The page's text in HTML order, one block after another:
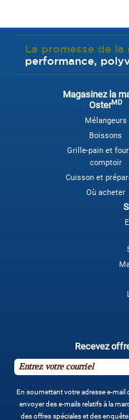
La promesse de la
performance,
Magasinez la
OsterMD
Mélangeurs
Boissons
Grille-pain et
comptoir
Cuisson et
Où acheter
Recevez
En soumettant votre adresse e-
envoyer des e-mails relatifs à la
des offres spéciales et des